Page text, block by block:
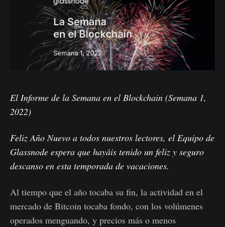
El Informe de la Semana en el Blockchain (Semana 1,
2022)
Feliz Año Nuevo a todos nuestros lectores, el Equipo de
Glassnode espera que hayáis tenido un feliz y seguro
descanso en esta temporada de vacaciones.
Al tiempo que el año tocaba su fin, la actividad en el
mercado de Bitcoin tocaba fondo, con los volúmenes
operados menguando, y precios más o menos